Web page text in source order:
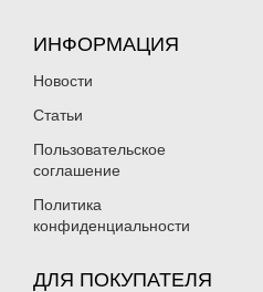
ИНФОРМАЦИЯ
Новости
Статьи
Пользовательское
соглашение
Политика
конфиденциальности
ДЛЯ ПОКУПАТЕЛЯ